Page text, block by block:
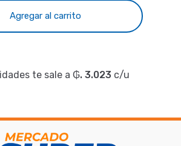
Agregar al carrito
te sale a ₲. 3.023 c/u